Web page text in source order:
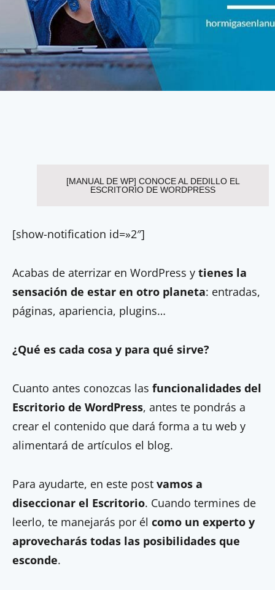
[MANUAL DE WP] CONOCE AL DEDILLO EL
ESCRITORIO DE WORDPRESS
[show-notification id=»2″]
Acabas de aterrizar en WordPress y tienes la
sensación de estar en otro planeta: entradas,
páginas, apariencia, plugins…
¿Qué es cada cosa y para qué sirve?
Cuanto antes conozcas las funcionalidades del
Escritorio de WordPress, antes te pondrás a
crear el contenido que dará forma a tu web y
alimentará de artículos el blog.
Para ayudarte, en este post vamos a
diseccionar el Escritorio. Cuando termines de
leerlo, te manejarás por él como un experto y
aprovecharás todas las posibilidades que
esconde.